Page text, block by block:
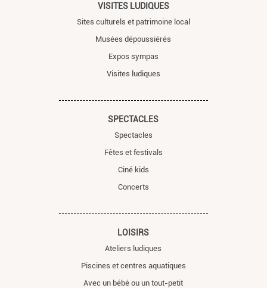
VISITES LUDIQUES
Sites culturels et patrimoine local
Musées dépoussiérés
Expos sympas
Visites ludiques
SPECTACLES
Spectacles
Fêtes et festivals
Ciné kids
Concerts
LOISIRS
Ateliers ludiques
Piscines et centres aquatiques
Avec un bébé ou un tout-petit